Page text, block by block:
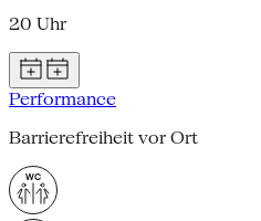
20 Uhr
Performance
Barrierefreiheit vor Ort